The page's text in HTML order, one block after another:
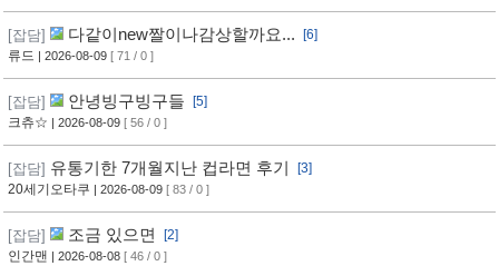
[잡담] 다같이new짤이나감상할까요...
[6]
류드 | 2026-08-09 [ 71 / 0 ]
[잡담] 안녕빙구빙구들
[5]
크츄☆ | 2026-08-09 [ 56 / 0 ]
[잡담] 유통기한 7개월지난 컵라면 후기
[3]
20세기오타쿠 | 2026-08-09 [ 83 / 0 ]
[잡담] 조금 있으면
[2]
인간맨 | 2026-08-08 [ 46 / 0 ]